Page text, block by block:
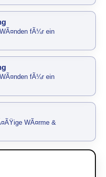
fÃ¼r ein
fÃ¼r ein
WÃ¤rme &